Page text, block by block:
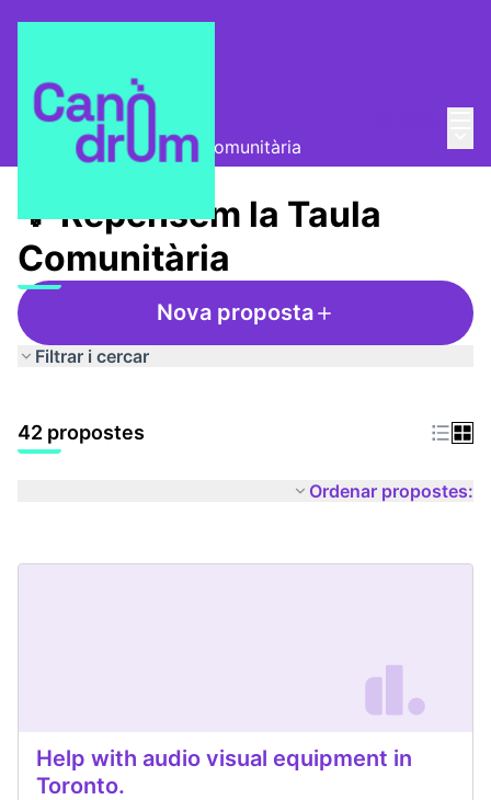
Taula Comunitària
💡 Repensem la Taula Comunitària
💡 Repensem la Taula
Comunitària
Nova proposta
Filtrar i cercar
42 propostes
Ordenar propostes:
Help with audio visual equipment in
Toronto.